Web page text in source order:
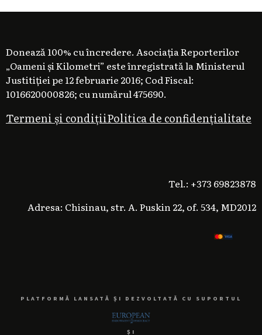
Donează 100% cu încredere. Asociația Reporterilor
„Oameni și Kilometri” este înregistrată la Ministerul
Justitiției pe 12 februarie 2016; Cod Fiscal:
1016620000826; cu numărul 475690.
Termeni și condițiiPolitica de confidențialitate
Tel.: +373 69823878
Adresa: Chisinau, str. A. Puskin 22, of. 534, MD2012
PLATFORMĂ LANSATĂ ȘI DEZVOLTATĂ CU SUPORTUL
ȘI